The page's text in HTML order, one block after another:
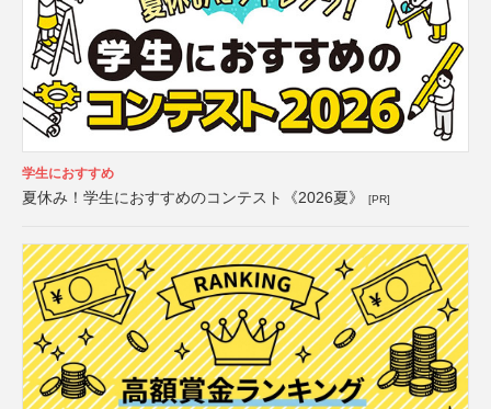
学生におすすめ
夏休み！学生におすすめのコンテスト《2026夏》 [PR]